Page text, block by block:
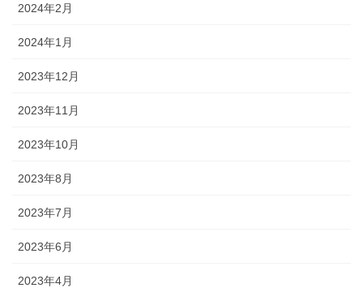
2024年2月
2024年1月
2023年12月
2023年11月
2023年10月
2023年8月
2023年7月
2023年6月
2023年4月